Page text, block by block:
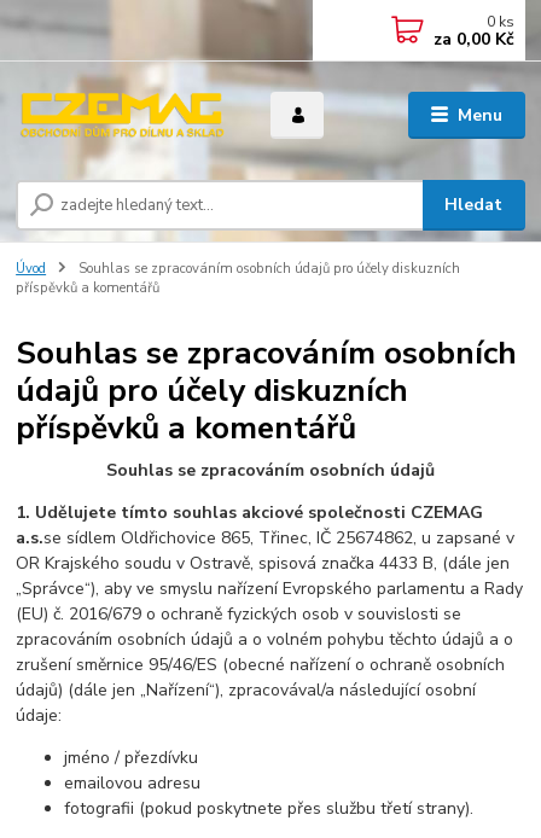
Menu
Hledat
0 ks
za 0,00 Kč
Úvod
Souhlas se zpracováním osobních údajů pro účely diskuzních
příspěvků a komentářů
Souhlas se zpracováním osobních
údajů pro účely diskuzních
příspěvků a komentářů
Souhlas se zpracováním osobních údajů
1. Udělujete tímto souhlas akciové společnosti CZEMAG
a.s.se sídlem Oldřichovice 865, Třinec, IČ 25674862, u zapsané v
OR Krajského soudu v Ostravě, spisová značka 4433 B, (dále jen
„Správce“), aby ve smyslu nařízení Evropského parlamentu a Rady
(EU) č. 2016/679 o ochraně fyzických osob v souvislosti se
zpracováním osobních údajů a o volném pohybu těchto údajů a o
zrušení směrnice 95/46/ES (obecné nařízení o ochraně osobních
údajů) (dále jen „Nařízení“), zpracovával/a následující osobní
údaje:
jméno / přezdívku
emailovou adresu
fotografii (pokud poskytnete přes službu třetí strany).